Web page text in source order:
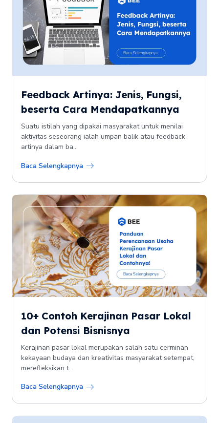
Feedback Artinya: Jenis, Fungsi,
beserta Cara Mendapatkannya
Suatu istilah yang dipakai masyarakat untuk menilai
aktivitas seseorang ialah umpan balik atau feedback
artinya dalam ba...
Baca Selengkapnya
10+ Contoh Kerajinan Pasar Lokal
dan Potensi Bisnisnya
Kerajinan pasar lokal merupakan salah satu cerminan
kekayaan budaya dan kreativitas masyarakat setempat,
merefleksikan t...
Baca Selengkapnya